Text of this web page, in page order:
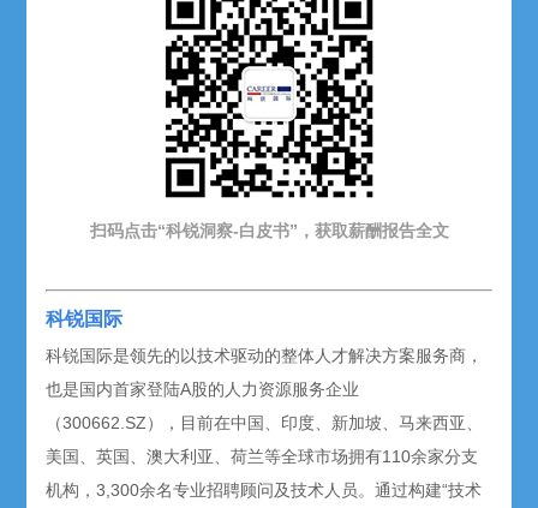
扫码点击“科锐洞察-白皮书”，获取薪酬报告全文
科锐国际
科锐国际是领先的以技术驱动的整体人才解决方案服务商，
也是国内首家登陆A股的人力资源服务企业
（300662.SZ），目前在中国、印度、新加坡、马来西亚、
美国、英国、澳大利亚、荷兰等全球市场拥有110余家分支
机构，3,300余名专业招聘顾问及技术人员。通过构建“技术